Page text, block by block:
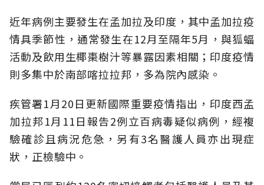
近年病例主要發生在孟加拉及印度，其中孟加拉疫
情具季節性，通常發生在12月至隔年5月，與狐蝠
活動及飲用生椰棗樹汁等暴露因素相關；印度疫情
則多集中於南部喀拉拉邦，多為院內感染。
疾管署1月20日更新國際重要疫情指出，印度西孟
加拉邦1月11日報告2例立百病毒疑似病例，經複
驗確診且病況危急，另有3名醫護人員亦出現症
狀，正檢驗中。